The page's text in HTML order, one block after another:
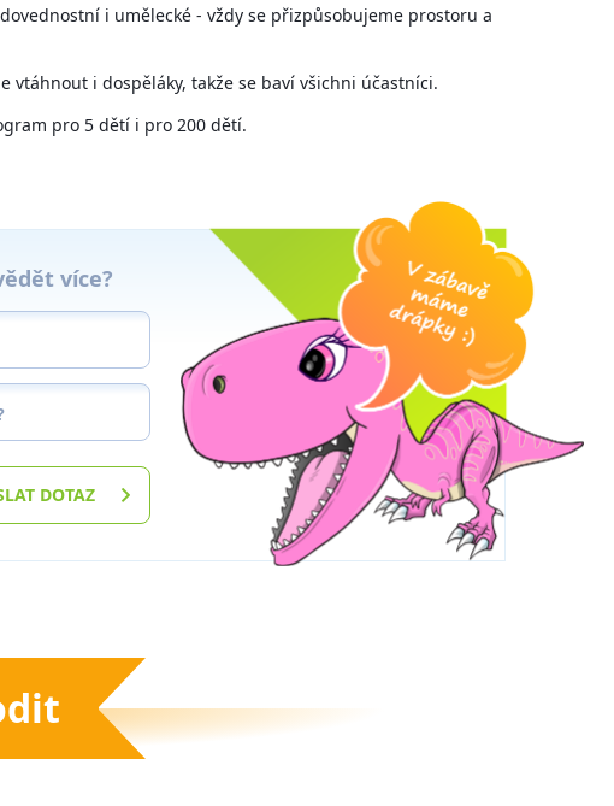
i umělecké - vždy se přizpůsobujeme prostoru a
vtáhnout i dospěláky, takže se baví všichni účastníci.
pro 5 dětí i pro 200 dětí.
více?
DOTAZ